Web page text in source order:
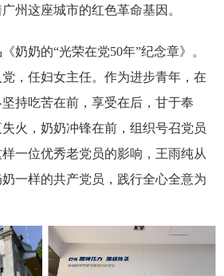
州这座城市的红色革命基因。
奶奶的“光荣在党50年”纪念章》。
，任妇女主任。作为进步青年，在
持吃苦在前，享受在后，甘于奉
火，奶奶冲锋在前，组织号召党员
一位优秀老党员的影响，王雨纯从
一样的共产党员，践行全心全意为